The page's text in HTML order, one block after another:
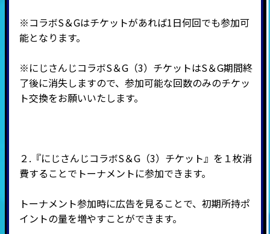
※コラボS＆Gはチケットがあれば1日何回でも参加可
能となります。
※にじさんじコラボS＆G（3）チケットはS＆G期間終
了後に消失しますので、参加可能な回数のみのチケッ
ト交換をお願いいたします。
２.『にじさんじコラボS＆G（3）チケット』を１枚消
費することでトーナメントに参加できます。
トーナメント参加時に広告を見ることで、初期所持ポ
イントの量を増やすことができます。